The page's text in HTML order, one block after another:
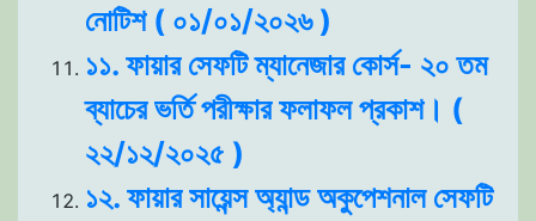
নোটিশ ( ০১/০১/২০২৬ )
১১. ফায়ার সেফটি ম্যানেজার কোর্স- ২০ তম
ব্যাচের ভর্তি পরীক্ষার ফলাফল প্রকাশ। (
২২/১২/২০২৫ )
১২. ফায়ার সায়েন্স অ্যান্ড অকুপেশনাল সেফটি